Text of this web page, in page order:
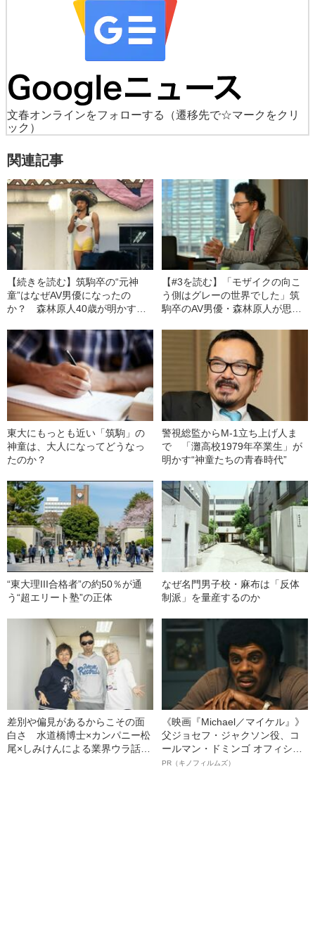
文春オンラインをフォローする
（遷移先で☆マークをクリ
ック）
関連記事
【続きを読む】筑駒卒の“元神
童”はなぜAV男優になったの
か？ 森林原人40歳が明かす
夜」
【#3を読む】「モザイクの向こ
う側はグレーの世界でした」筑
駒卒のAV男優・森林原人が思い
東大にもっとも近い「筑駒」の
神童は、大人になってどうなっ
たのか？
警視総監からM-1立ち上げ人ま
で 「灘高校1979年卒業生」が
明かす“神童たちの青春時代”
“東大理III合格者”の約50％が通
う“超エリート塾”の正体
なぜ名門男子校・麻布は「反体
制派」を量産するのか
差別や偏見があるからこその面
白さ 水道橋博士×カンパニー松
尾×しみけんによる業界ウラ話
《映画『Michael／マイケル』》
父ジョセフ・ジャクソン役、コ
ールマン・ドミンゴ オフィシャ
ルインタビュー“観客を魅了した
PR（キノフィルムズ）